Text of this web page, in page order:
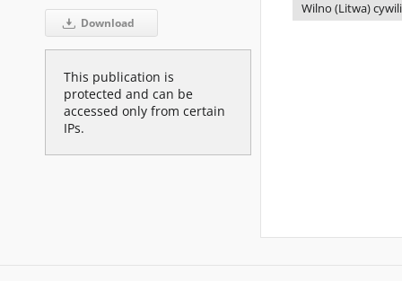
Download
This publication is
protected and can be
accessed only from certain
IPs.
Wilno (Litwa)